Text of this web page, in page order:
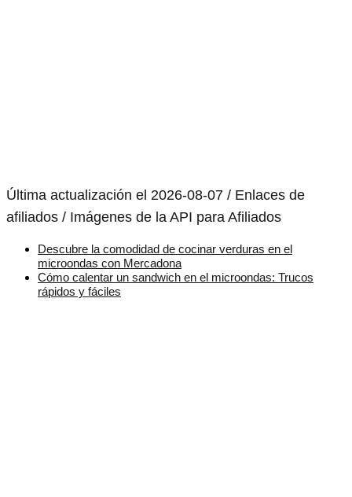
Última actualización el 2026-08-07 / Enlaces de
afiliados / Imágenes de la API para Afiliados
Descubre la comodidad de cocinar verduras en el
microondas con Mercadona
Cómo calentar un sandwich en el microondas: Trucos
rápidos y fáciles